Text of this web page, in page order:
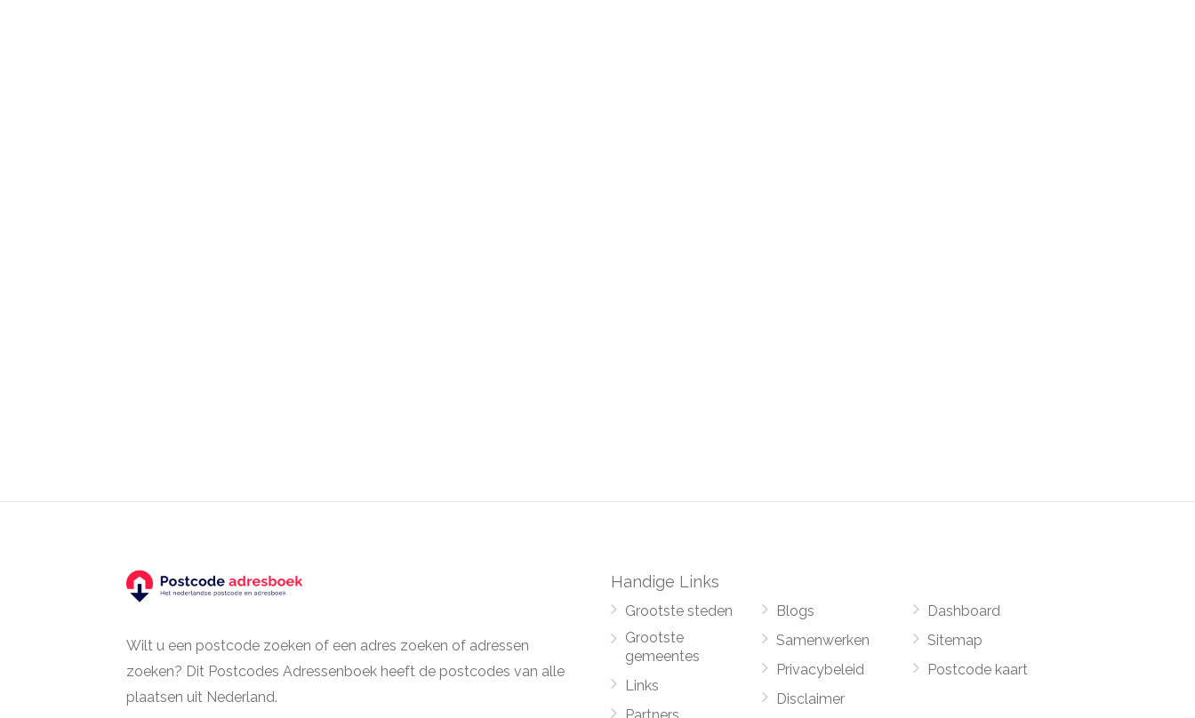
Wilt u een postcode zoeken of een adres zoeken of adressen
zoeken? Dit Postcodes Adressenboek heeft de postcodes van alle
plaatsen uit Nederland.
Handige Links
Grootste steden
Grootste
gemeentes
Links
Blogs
Samenwerken
Privacybeleid
Disclaimer
Dashboard
Sitemap
Postcode kaart